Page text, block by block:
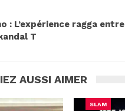
: L’expérience ragga entre
T
AUSSI AIMER
SLAM